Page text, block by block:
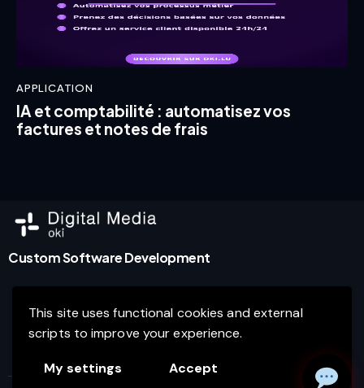
This site uses functional cookies and external
scripts to improve your experience.
My settings Accept
APPLICATION
IA et comptabilité : automatisez vos
factures et notes de frais
Custom Software Development
Agence de marketing digital et développement de
logiciels d’entreprise à Luxembourg.